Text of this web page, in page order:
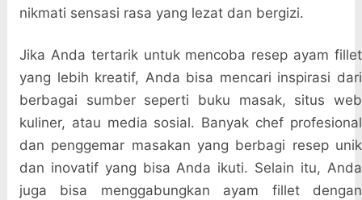
nikmati sensasi rasa yang lezat dan bergizi.
Jika Anda tertarik untuk mencoba resep ayam fillet
yang lebih kreatif, Anda bisa mencari inspirasi dari
berbagai sumber seperti buku masak, situs web
kuliner, atau media sosial. Banyak chef profesional
dan penggemar masakan yang berbagi resep unik
dan inovatif yang bisa Anda ikuti. Selain itu, Anda
juga bisa menggabungkan ayam fillet dengan